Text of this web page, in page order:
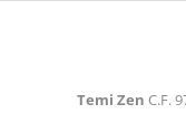
Temi Zen C.F.